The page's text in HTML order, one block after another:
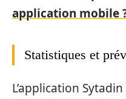
application mobile
Statistiques et
L’application